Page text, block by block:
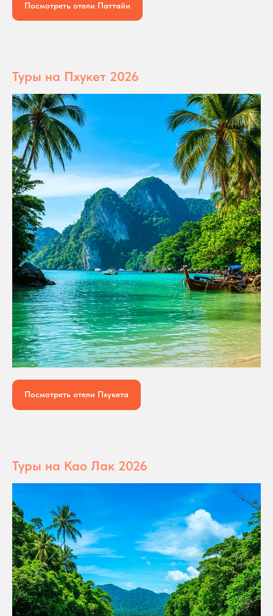
Посмотреть отели Паттайи
Туры на Пхукет 2026
Посмотреть отели Пхукета
Туры на Као Лак 2026